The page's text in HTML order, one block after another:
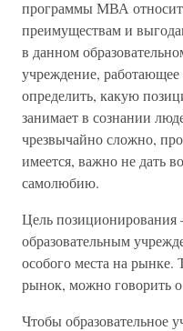
программы МВА
преимуществам и
в данном
учреждение,
определить, какую
занимает в сознании
чрезвычайно сложно,
имеется, важно не дать
самолюбию.
Цель позиционирования
образовательным
особого места на рынке.
рынок, можно говорить
Чтобы образовательное